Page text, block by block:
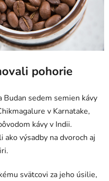
pohorie
Budan sedem semien kávy
v Karnatake,
kávy v Indii.
výsadby na dvoroch aj
svätcovi za jeho úsilie,